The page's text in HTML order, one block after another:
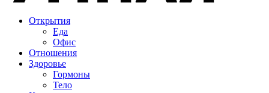
Открытия
Еда
Офис
Отношения
Здоровье
Гормоны
Тело